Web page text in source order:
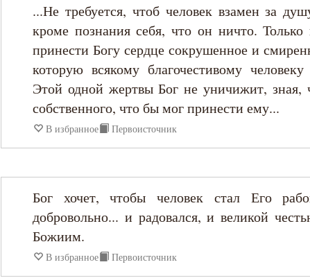
Григорий Богослов
Григорий Нисский
Григорий Палама
Димитрий Ростовский
...Не требуется, чтоб человек взамен за
кроме познания себя, что он ничто.
принести Богу сердце сокрушенное и
которую всякому благочестивому
Этой одной жертвы Бог не уничижит, зная,
собственного, что бы мог принести ему...
В избранное Первоисточник
Бог хочет, чтобы человек стал Его
добровольно... и радовался, и великой
Божиим.
В избранное Первоисточник